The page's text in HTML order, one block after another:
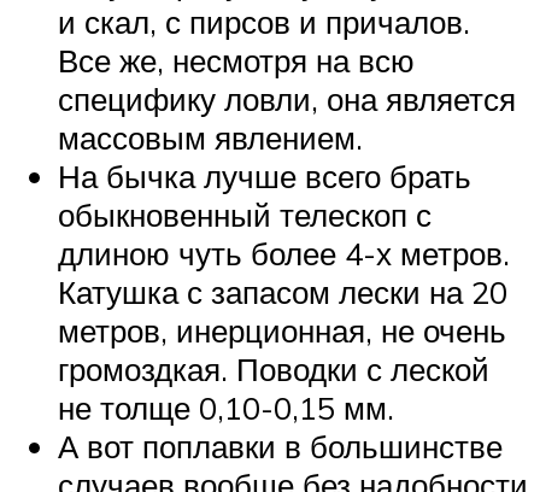
и скал, с пирсов и причалов.
Все же, несмотря на всю
специфику ловли, она является
массовым явлением.
На бычка лучше всего брать
обыкновенный телескоп с
длиною чуть более 4-х метров.
Катушка с запасом лески на 20
метров, инерционная, не очень
громоздкая. Поводки с леской
не толще 0,10-0,15 мм.
А вот поплавки в большинстве
случаев вообще без надобности